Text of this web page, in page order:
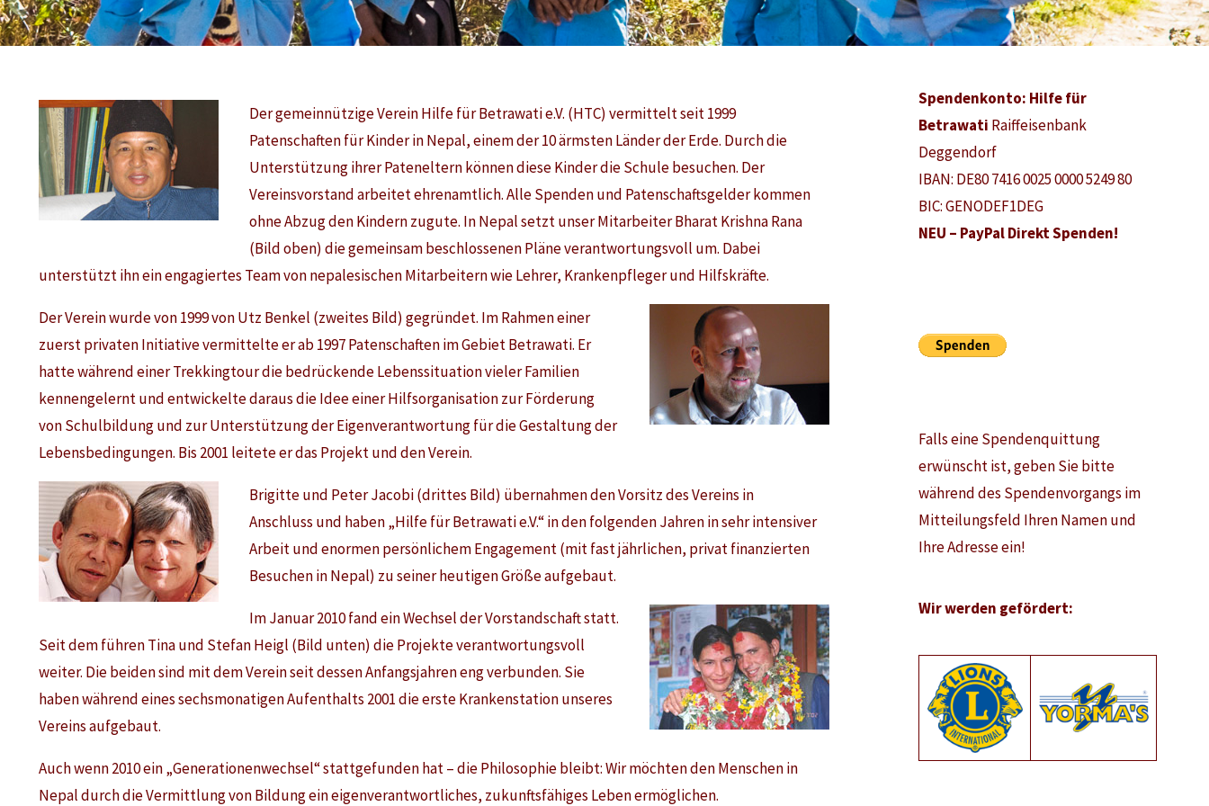
Der gemeinnützige Verein Hilfe für Betrawati e.V. (HTC) vermittelt seit 1999
Patenschaften für Kinder in Nepal, einem der 10 ärmsten Länder der Erde. Durch die
Unterstützung ihrer Pateneltern können diese Kinder die Schule besuchen. Der
Vereinsvorstand arbeitet ehrenamtlich. Alle Spenden und Patenschaftsgelder kommen
ohne Abzug den Kindern zugute. In Nepal setzt unser Mitarbeiter Bharat Krishna Rana
(Bild oben) die gemeinsam beschlossenen Pläne verantwortungsvoll um. Dabei
unterstützt ihn ein engagiertes Team von nepalesischen Mitarbeitern wie Lehrer, Krankenpfleger und Hilfskräfte.
Der Verein wurde von 1999 von Utz Benkel (zweites Bild) gegründet. Im Rahmen einer
zuerst privaten Initiative vermittelte er ab 1997 Patenschaften im Gebiet Betrawati. Er
hatte während einer Trekkingtour die bedrückende Lebenssituation vieler Familien
kennengelernt und entwickelte daraus die Idee einer Hilfsorganisation zur Förderung
von Schulbildung und zur Unterstützung der Eigenverantwortung für die Gestaltung der
Lebensbedingungen. Bis 2001 leitete er das Projekt und den Verein.
Brigitte und Peter Jacobi (drittes Bild) übernahmen den Vorsitz des Vereins in
Anschluss und haben „Hilfe für Betrawati e.V.“ in den folgenden Jahren in sehr intensiver
Arbeit und enormen persönlichem Engagement (mit fast jährlichen, privat finanzierten
Besuchen in Nepal) zu seiner heutigen Größe aufgebaut.
Im Januar 2010 fand ein Wechsel der Vorstandschaft statt.
Seit dem führen Tina und Stefan Heigl (Bild unten) die Projekte verantwortungsvoll
weiter. Die beiden sind mit dem Verein seit dessen Anfangsjahren eng verbunden. Sie
haben während eines sechsmonatigen Aufenthalts 2001 die erste Krankenstation unseres
Vereins aufgebaut.
Auch wenn 2010 ein „Generationenwechsel“ stattgefunden hat – die Philosophie bleibt: Wir möchten den Menschen in
Nepal durch die Vermittlung von Bildung ein eigenverantwortliches, zukunftsfähiges Leben ermöglichen.
Spendenkonto: Hilfe für
Betrawati Raiffeisenbank
Deggendorf
IBAN: DE80 7416 0025 0000 5249 80
BIC: GENODEF1DEG
NEU – PayPal Direkt Spenden!
Falls eine Spendenquittung
erwünscht ist, geben Sie bitte
während des Spendenvorgangs im
Mitteilungsfeld Ihren Namen und
Ihre Adresse ein!
Wir werden gefördert: